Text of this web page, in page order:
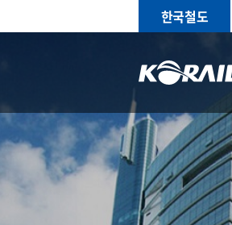
한국철도
CEO